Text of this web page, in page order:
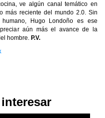
ve algún canal temático en
más reciente del mundo 2.0. Sin
Hugo Londoño es ese
aún más el avance de la
hombre. P.V.